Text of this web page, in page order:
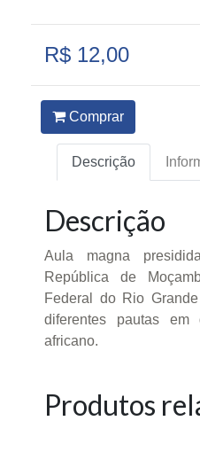
R$ 12,00
Comprar
Descrição
Descrição
Aula magna
República de
Federal do Rio
diferentes pautas em
africano.
Produtos